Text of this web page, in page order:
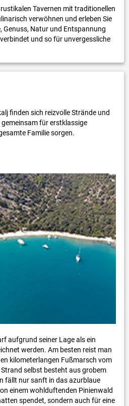
Tavernen mit traditionellen
verwöhnen und erleben Sie
Genuss, Natur und Entspannung
und so für unvergessliche
finden sich reizvolle Strände und
für erstklassige
Familie sorgen.
aufgrund seiner Lage als ein
werden. Am besten reist man
kilometerlangen Fußmarsch vom
selbst besteht aus grobem
fällt nur sanft in das azurblaue
einem wohlduftenden Pinienwald
spendet, sondern auch für eine